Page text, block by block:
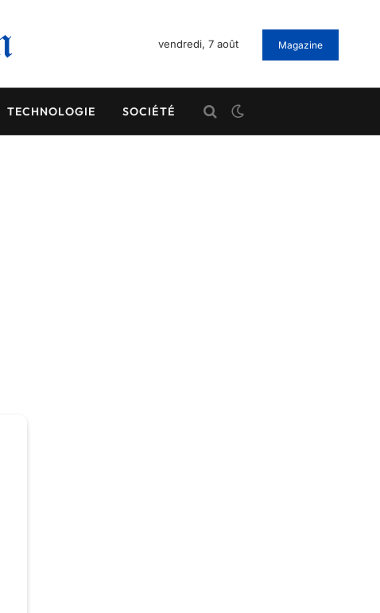
vendredi, 7 août Magazine
TECHNOLOGIE SOCIÉTÉ